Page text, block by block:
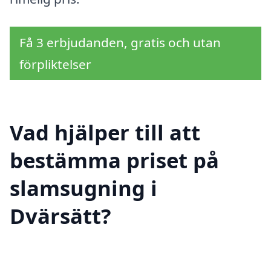
Få 3 erbjudanden, gratis och utan
förpliktelser
Vad hjälper till att
bestämma priset på
slamsugning i
Dvärsätt?